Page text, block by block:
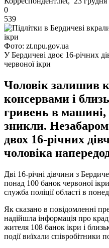
0
539
Фото: zt.npu.gov.ua
У Бердичеві двоє 16-річних
червоної ікри
Чоловік залишив
консервами і
гривень в машині,
зникли. Незабаром
двох 16-річних
чоловіка
Дві 16-річні дівчини з
понад 100 банок червоної
служба поліції області в
Як сказано в повідомленні
надійшла інформація про
жителя 108 банок ікри і
події виїхали співробітники